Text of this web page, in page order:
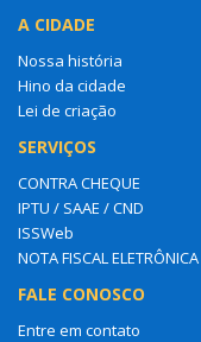
A CIDADE
Nossa história
Hino da cidade
Lei de criação
SERVIÇOS
CONTRA CHEQUE
IPTU / SAAE / CND
ISSWeb
NOTA FISCAL ELETRÔNICA
FALE CONOSCO
Entre em contato